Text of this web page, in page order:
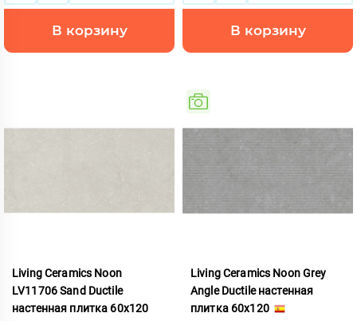
В корзину В корзину
Living Ceramics Noon
LV11706 Sand Ductile
настенная плитка 60x120
Living Ceramics Noon Grey
Angle Ductile настенная
плитка 60x120